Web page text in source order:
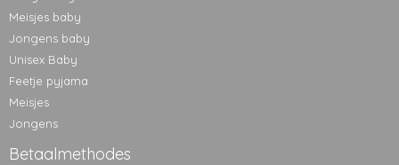
Meisjes baby
Jongens baby
Unisex Baby
Feetje pyjama
Meisjes
Jongens
Betaalmethodes